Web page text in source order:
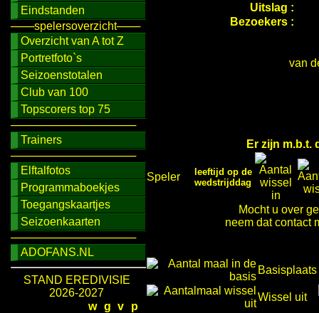
Eindstanden
───spelersoverzicht───
Overzicht van A tot Z
Portretfoto`s
Seizoenstotalen
Club van 100
Topscorers top 75
────────────────
Trainers
────────────────
Elftalfotos
Programmaboekjes
Toegangskaartjes
Seizoenkaarten
────────────────
ADOFANS.NL
STAND EREDIVISIE
2026-2027
w g v
p
Uitslag :
Bezoekers :
van
Er zijn m.b.t.
Speler
leeftijd op de
wedstrijddag
Mocht u over
neem dat contact
Basisplaats
Wissel uit